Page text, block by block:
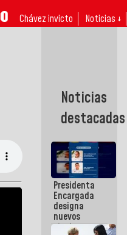
Chávez invicto Noticias ↓
Noticias
destacadas
Presidenta
Encargada
designa
nuevos
titulares en